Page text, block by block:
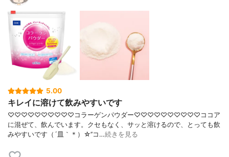
5.00
キレイに溶けて飲みやすいです
♡♡♡♡♡♡♡♡♡♡コラーゲンパウダー♡♡♡♡♡♡♡♡♡♡ココア
に混ぜて、飲んでいます。クセもなく、サッと溶けるので、とっても飲
みやすいです（´皿｀＊）☆’’コ…続きを見る